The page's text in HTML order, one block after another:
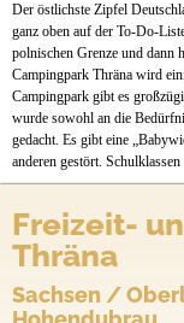
Anfahrt
Der östlichste Zipfel
ganz oben auf der To-Do-
polnischen Grenze und dann
Campingpark Thräna wird
Campingpark gibt es
wurde sowohl an die
gedacht. Es gibt eine
anderen gestört.
Freizeit-
Thräna
Sachsen /